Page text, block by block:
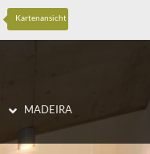
Kartenansicht
MADEIRA